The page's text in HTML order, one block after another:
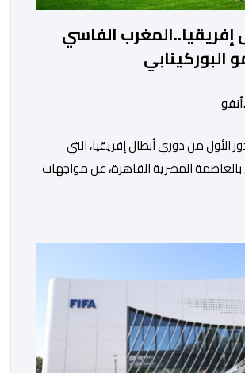
إفريقيا..المغرب الفاسي
البوركينابي
الأول من دوري أبطال إفريقيا، التي
المصرية القاهرة، عن مواجهات
في هذا الدور مع الفائز من المباراة
الفريق […]